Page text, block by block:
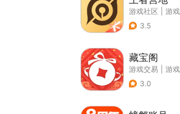
游戏社区
游
3.5
藏宝阁
游戏交易
游
3.0